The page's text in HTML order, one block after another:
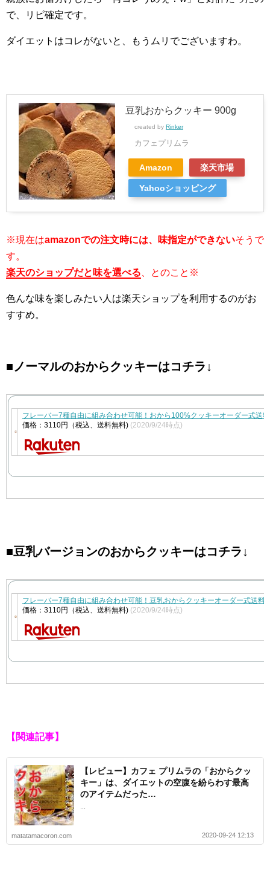
で、リピ確定です。
ダイエットはコレがないと、もうムリでございますわ。
豆乳おからクッキー 900g
created by Rinker
カフェプリムラ
Amazon 楽天市場
Yahooショッピング
※現在はamazonでの注文時には、味指定ができないそうで
す。
楽天のショップだと味を選べる 、とのこと※
色んな味を楽しみたい人は楽天ショップを利用するのがお
すすめ。
■ノーマルのおからクッキーはコチラ↓
フレーバー7種自由に組み合わせ可能！おから100%クッキーオーダー式
価格：3110円（税込、送料無料) (2020/9/24時点)
■豆乳バージョンのおからクッキーはコチラ↓
フレーバー7種自由に組み合わせ可能！豆乳おからクッキーオーダー式送
価格：3110円（税込、送料無料) (2020/9/24時点)
【関連記事】
【レビュー】カフェ プリムラの「おからクッ
キー」は、ダイエットの空腹を紛らわす最高
のアイテムだった…
matatamacoron.com 2020-09-24 12:13